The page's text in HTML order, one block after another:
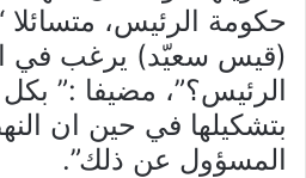
حكومة الرئيس، متسائلا
(قيس سعيّد) يرغب في
الرئيس؟”، مضيفا :” بكل
بتشكيلها في حين ان
المسؤول عن ذلك”.